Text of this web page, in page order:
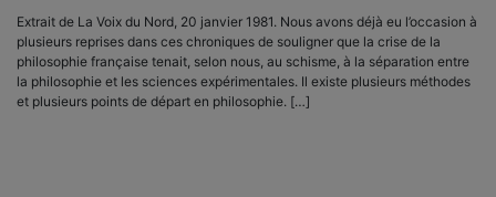
Extrait de La Voix du Nord, 20 janvier 1981. Nous avons déjà eu l’occasion à
plusieurs reprises dans ces chroniques de souligner que la crise de la
philosophie française tenait, selon nous, au schisme, à la séparation entre
la philosophie et les sciences expérimentales. Il existe plusieurs méthodes
et plusieurs points de départ en philosophie. […]